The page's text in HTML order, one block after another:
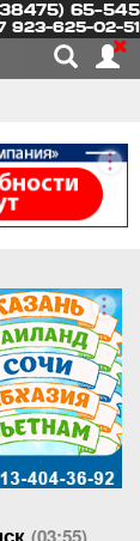
65-545
923-625-02-51